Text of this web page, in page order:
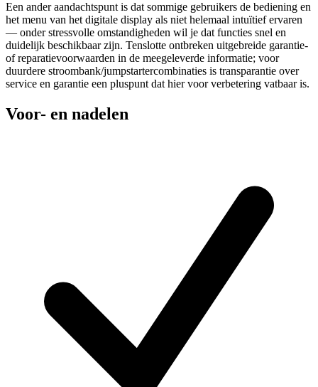
Een ander aandachtspunt is dat sommige gebruikers de bediening en
het menu van het digitale display als niet helemaal intuïtief ervaren
— onder stressvolle omstandigheden wil je dat functies snel en
duidelijk beschikbaar zijn. Tenslotte ontbreken uitgebreide garantie-
of reparatievoorwaarden in de meegeleverde informatie; voor
duurdere stroombank/jumpstartercombinaties is transparantie over
service en garantie een pluspunt dat hier voor verbetering vatbaar is.
Voor- en nadelen